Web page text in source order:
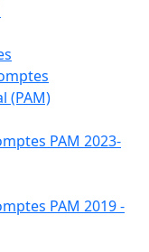
(PAM)
PAM 2023-
PAM 2019 -